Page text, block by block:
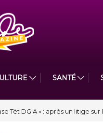
SANTÉ
» : la Division D de